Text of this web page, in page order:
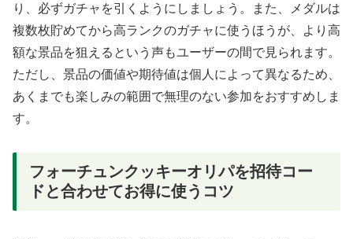
り、必ずガチャを引くようにしましょう。また、メダルは
複数枚貯めてから高ランクのガチャに使うほうが、より高
額な景品を狙えるという声もユーザーの間で見られます。
ただし、景品の価値や期待値は個人によって異なるため、
あくまでも楽しみの範囲で無理のない参加をおすすめしま
す。
フォーチュンクッキーオリパを招待コー
ドと合わせてお得に使うコツ